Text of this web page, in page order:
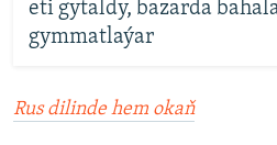
eti gytaldy, bazarda
gymmatlaýar
Rus dilinde hem okaň